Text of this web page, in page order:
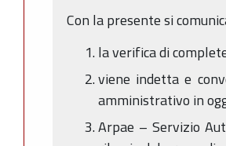
Con la presente si
la verifica di
viene indetta e
amministrativo in
Arpae – Servizio